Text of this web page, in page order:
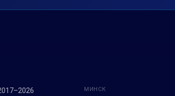
МИНСК